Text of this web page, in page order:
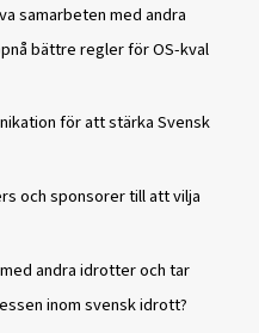
samarbeten med andra
bättre regler för OS-kval
för att stärka Svensk
och sponsorer till att vilja
andra idrotter och tar
inom svensk idrott?